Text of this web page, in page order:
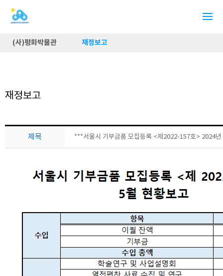
(사)평화박물관 재정보고
재정보고
제목 ***서울시 기부금품 모집등록 <제2022-157호> 2024년